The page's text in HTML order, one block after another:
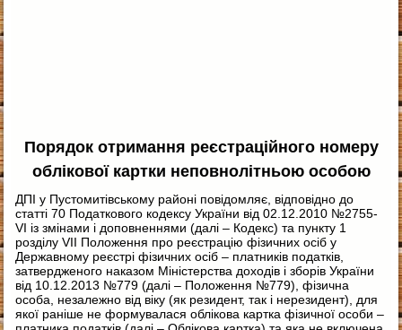
Порядок отримання реєстраційного номеру
облікової картки неповнолітньою особою
ДПІ у Пустомитівському районі повідомляє, відповідно до
статті 70 Податкового кодексу України від 02.12.2010 №2755-
VI із змінами і доповненнями (далі – Кодекс) та пункту 1
розділу VII Положення про реєстрацію фізичних осіб у
Державному реєстрі фізичних осіб – платників податків,
затвердженого наказом Міністерства доходів і зборів України
від 10.12.2013 №779 (далі – Положення №779), фізична
особа, незалежно від віку (як резидент, так і нерезидент), для
якої раніше не формувалася облікова картка фізичної особи –